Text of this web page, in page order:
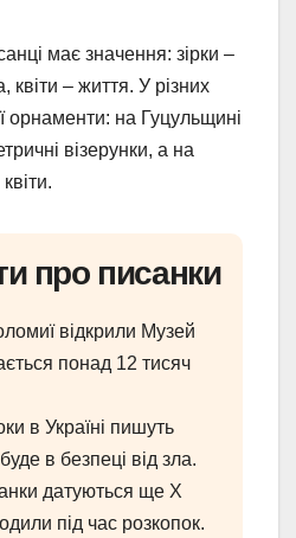
має значення: зірки –
квіти – життя. У різних
орнаменти: на Гуцульщині
візерунки, а на
про писанки
відкрили Музей
понад 12 тисяч
в Україні пишуть
в безпеці від зла.
датуються ще Х
під час розкопок.